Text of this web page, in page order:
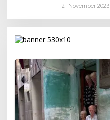
21 November 2023